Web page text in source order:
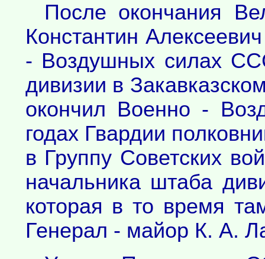
После окончания
Константин
- Воздушных силах
дивизии в
окончил Военно -
годах Гвардии
в Группу Советских
начальника штаба
которая в то время
Генерал - майор К. А.